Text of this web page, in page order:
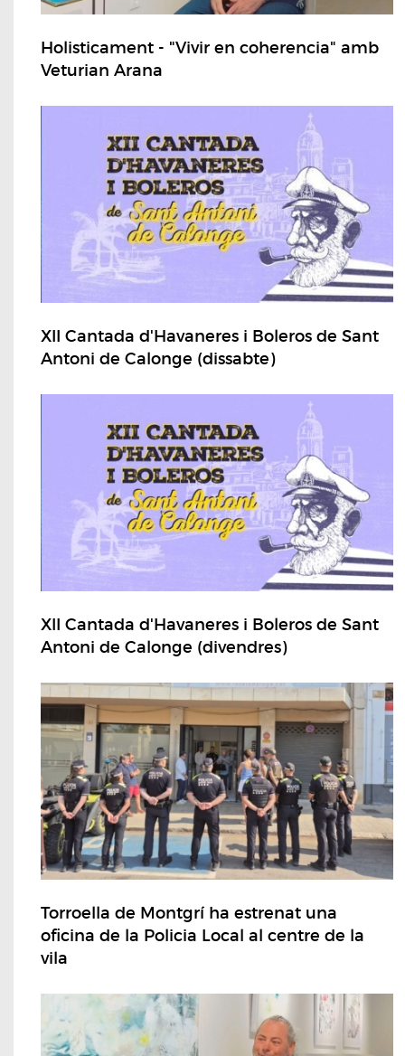
Holisticament - "Vivir en coherencia" amb
Veturian Arana
XII Cantada d'Havaneres i Boleros de Sant
Antoni de Calonge (dissabte)
XII Cantada d'Havaneres i Boleros de Sant
Antoni de Calonge (divendres)
Torroella de Montgrí ha estrenat una
oficina de la Policia Local al centre de la
vila